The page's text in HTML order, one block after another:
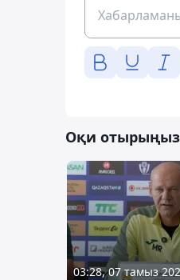
Оқи отырыңыз
03:28, 07 тамыз